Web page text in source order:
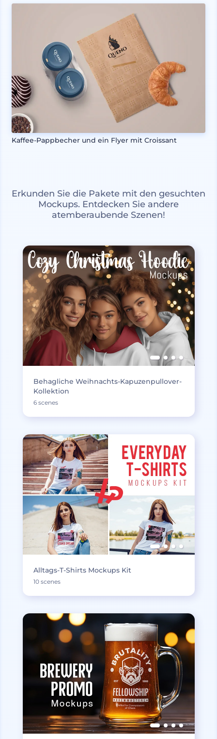
Kaffee-Pappbecher und ein Flyer mit Croissant
Erkunden Sie die Pakete mit den gesuchten
Mockups. Entdecken Sie andere
atemberaubende Szenen!
Behagliche Weihnachts-Kapuzenpullover-
Kollektion
6 scenes
Alltags-T-Shirts Mockups Kit
10 scenes